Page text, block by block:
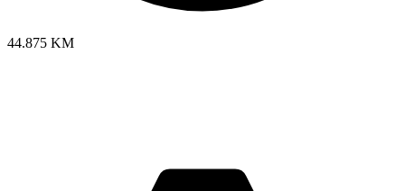
44.875 KM